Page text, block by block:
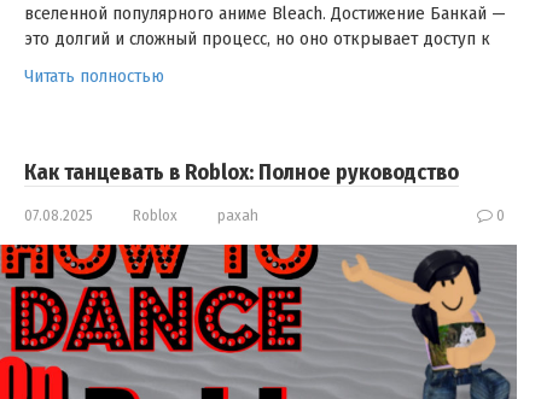
вселенной популярного аниме Bleach. Достижение Банкай —
это долгий и сложный процесс, но оно открывает доступ к
Читать полностью
Как танцевать в Roblox: Полное руководство
07.08.2025 Roblox paxah 0